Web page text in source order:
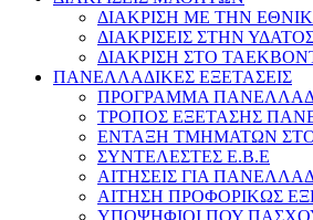
ΔΙΑΚΡΙΣΗ ΜΕ ΤΗΝ
ΔΙΑΚΡΙΣΕΙΣ ΣΤΗΝ
ΔΙΑΚΡΙΣΗ ΣΤΟ
ΠΑΝΕΛΛΑΔΙΚΕΣ ΕΞΕΤΑΣΕΙΣ
ΠΡΟΓΡΑΜΜΑ
ΤΡΟΠΟΣ ΕΞΕΤΑΣΗΣ
ΕΝΤΑΞΗ ΤΜΗΜΑΤΩΝ ΣΤΟ
ΣΥΝΤΕΛΕΣΤΕΣ Ε.Β.Ε
ΑΙΤΗΣΕΙΣ ΓΙΑ
ΑΙΤΗΣΗ ΠΡΟΦΟΡΙΚΩΣ
ΥΠΟΨΗΦΙΟΙ ΠΟΥ